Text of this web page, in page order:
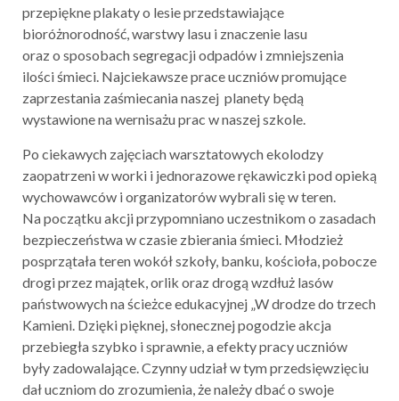
przepiękne plakaty o lesie przedstawiające
bioróżnorodność, warstwy lasu i znaczenie lasu
oraz o sposobach segregacji odpadów i zmniejszenia
ilości śmieci. Najciekawsze prace uczniów promujące
zaprzestania zaśmiecania naszej planety będą
wystawione na wernisażu prac w naszej szkole.
Po ciekawych zajęciach warsztatowych ekolodzy
zaopatrzeni w worki i jednorazowe rękawiczki pod opieką
wychowawców i organizatorów wybrali się w teren.
Na początku akcji przypomniano uczestnikom o zasadach
bezpieczeństwa w czasie zbierania śmieci. Młodzież
posprzątała teren wokół szkoły, banku, kościoła, pobocze
drogi przez majątek, orlik oraz drogą wzdłuż lasów
państwowych na ścieżce edukacyjnej „W drodze do trzech
Kamieni. Dzięki pięknej, słonecznej pogodzie akcja
przebiegła szybko i sprawnie, a efekty pracy uczniów
były zadowalające. Czynny udział w tym przedsięwzięciu
dał uczniom do zrozumienia, że należy dbać o swoje